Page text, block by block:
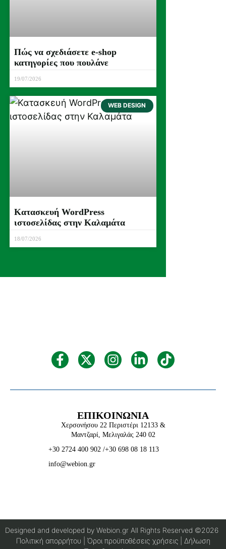
Πώς να σχεδιάσετε e-shop
κατηγορίες που πουλάνε
19/07/2026
WEB DESIGN
Κατασκευή WordPress
ιστοσελίδας στην Καλαμάτα
18/07/2026
ΕΠΙΚΟΙΝΩΝΙΑ
Χερσονήσου 22 Περιστέρι 12133 &
Μαντζαρί, Μελιγαλάς 240 02
+30 2724 400 902 /+30 698 08 18 113
info@webion.gr
Designed and developed by Webion.gr All Rights Reserved ©2026
Πολιτική απορρήτου
Όροι προϋποθέσεις χρήσεις| Δήλωση